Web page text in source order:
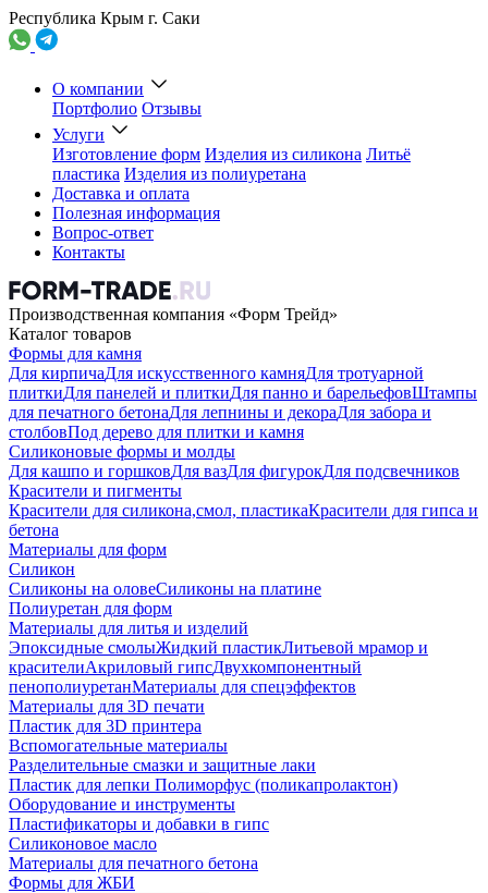
Республика Крым г. Саки
О компании
Портфолио Отзывы
Услуги
Изготовление форм Изделия из силикона Литьё
пластика Изделия из полиуретана
Доставка и оплата
Полезная информация
Вопрос-ответ
Контакты
Производственная компания «Форм Трейд»
Каталог товаров
Формы для камня
Для кирпичаДля искусственного камняДля тротуарной
плиткиДля панелей и плиткиДля панно и барельефовШтампы
для печатного бетонаДля лепнины и декораДля забора и
столбовПод дерево для плитки и камня
Силиконовые формы и молды
Для кашпо и горшковДля вазДля фигурокДля подсвечников
Красители и пигменты
Красители для силикона,смол, пластикаКрасители для гипса и
бетона
Материалы для форм
Силикон
Силиконы на оловеСиликоны на платине
Полиуретан для форм
Материалы для литья и изделий
Эпоксидные смолыЖидкий пластикЛитьевой мрамор и
красителиАкриловый гипсДвухкомпонентный
пенополиуретанМатериалы для спецэффектов
Материалы для 3D печати
Пластик для 3D принтера
Вспомогательные материалы
Разделительные смазки и защитные лаки
Пластик для лепки Полиморфус (поликапролактон)
Оборудование и инструменты
Пластификаторы и добавки в гипс
Силиконовое масло
Материалы для печатного бетона
Формы для ЖБИ